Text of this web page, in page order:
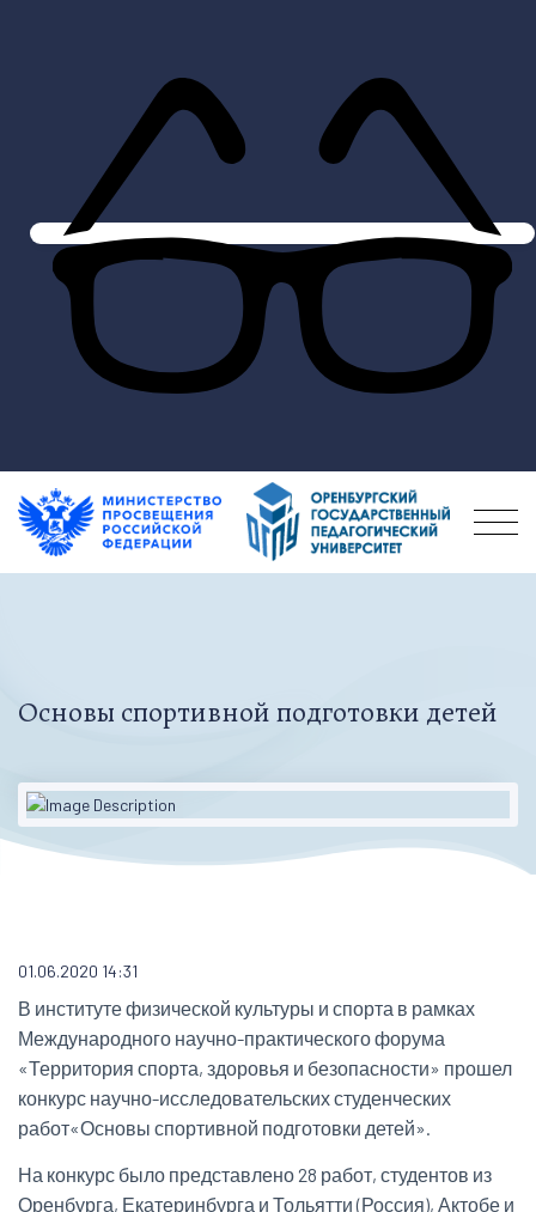
Основы спортивной подготовки детей
01.06.2020 14:31
В институте физической культуры и спорта в рамках
Международного научно-практического форума
«Территория спорта, здоровья и безопасности» прошел
конкурс научно-исследовательских студенческих
работ«Основы спортивной подготовки детей».
На конкурс было представлено 28 работ, студентов из
Оренбурга, Екатеринбурга и Тольятти (Россия), Актобе и